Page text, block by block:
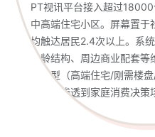
PT视讯平台接入超过
中高端住宅小区。屏幕置于
均触达居民2.4次以上。系
年龄结构、周边商业配套
区类型（高端住宅/刚需楼
息精准渗透到家庭消费决策